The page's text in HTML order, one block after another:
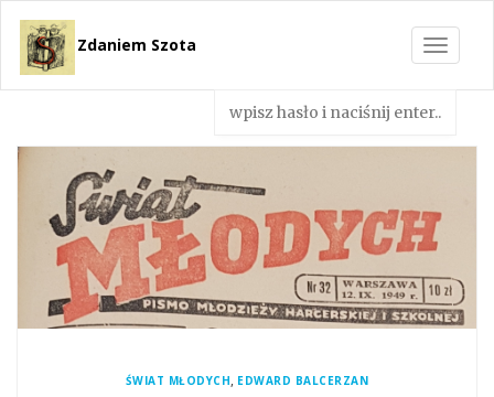
Toggle
Zdaniem Szota
ŚWIAT MŁODYCH, EDWARD BALCERZAN